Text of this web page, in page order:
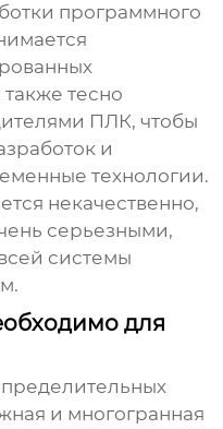
программного
тесно
ПЛК, чтобы
и
технологии.
некачественно,
серьезными,
системы
для
и многогранная